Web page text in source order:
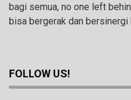
bagi semua, no one left
bisa bergerak dan bersinergi
FOLLOW US!